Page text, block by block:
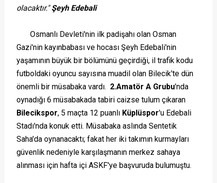
olacaktır."Şeyh Edebali
Osmanlı Devleti'nin ilk padişahı olan Osman
Gazi'nin kayınbabası ve hocası Şeyh Edebali'nin
yaşamının büyük bir bölümünü geçirdiği, il trafik kodu
futboldaki oyuncu sayısına muadil olan Bilecik'te dün
önemli bir müsabaka vardı. 2.Amatör A Grubu'nda
oynadığı 6 müsabakada tabiri caizse tulum çıkaran
Bilecikspor, 5 maçta 12 puanlı Küplüspor'u Edebali
Stadı'nda konuk etti. Müsabaka aslında Sentetik
Saha'da oynanacaktı; fakat her iki takımın kurmayları
güvenlik nedeniyle karşılaşmanın merkez sahaya
alınması için hafta içi ASKF'ye başvuruda bulumuştu.